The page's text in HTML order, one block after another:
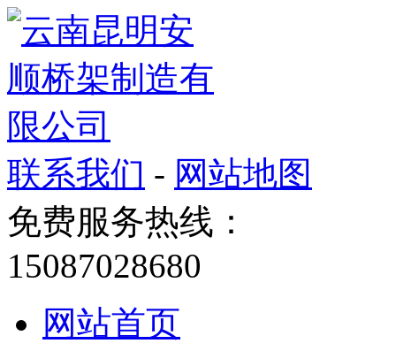
联系我们 - 网站地图
免费服务热线：
15087028680
网站首页